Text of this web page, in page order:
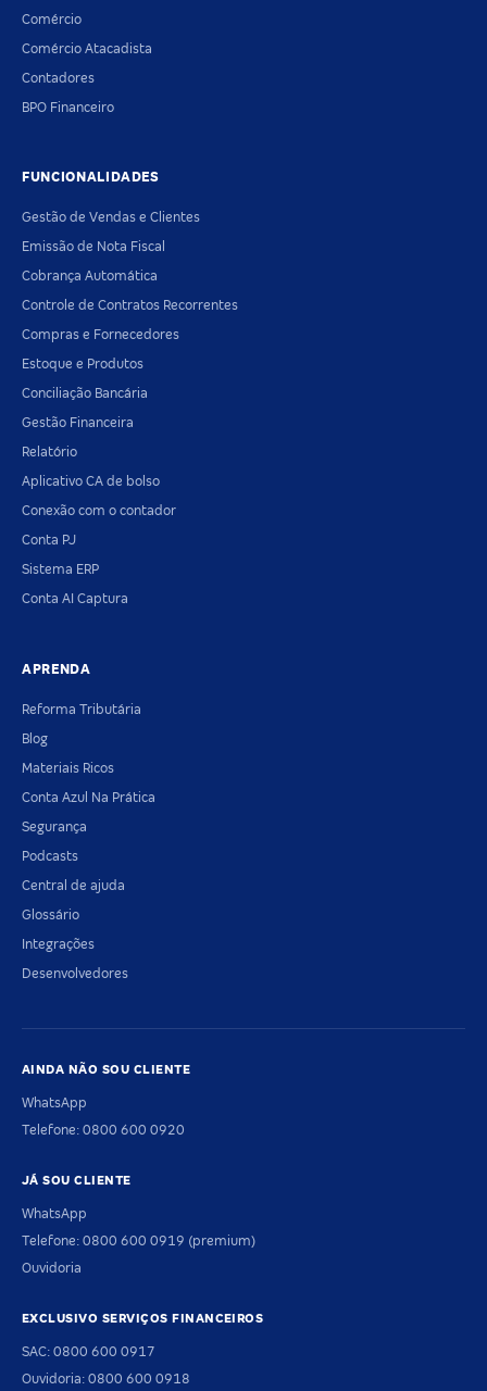
Comércio
Comércio Atacadista
Contadores
BPO Financeiro
FUNCIONALIDADES
Gestão de Vendas e Clientes
Emissão de Nota Fiscal
Cobrança Automática
Controle de Contratos Recorrentes
Compras e Fornecedores
Estoque e Produtos
Conciliação Bancária
Gestão Financeira
Relatório
Aplicativo CA de bolso
Conexão com o contador
Conta PJ
Sistema ERP
Conta AI Captura
APRENDA
Reforma Tributária
Blog
Materiais Ricos
Conta Azul Na Prática
Segurança
Podcasts
Central de ajuda
Glossário
Integrações
Desenvolvedores
AINDA NÃO SOU CLIENTE
WhatsApp
Telefone: 0800 600 0920
JÁ SOU CLIENTE
WhatsApp
Telefone: 0800 600 0919 (premium)
Ouvidoria
EXCLUSIVO SERVIÇOS FINANCEIROS
SAC: 0800 600 0917
Ouvidoria: 0800 600 0918